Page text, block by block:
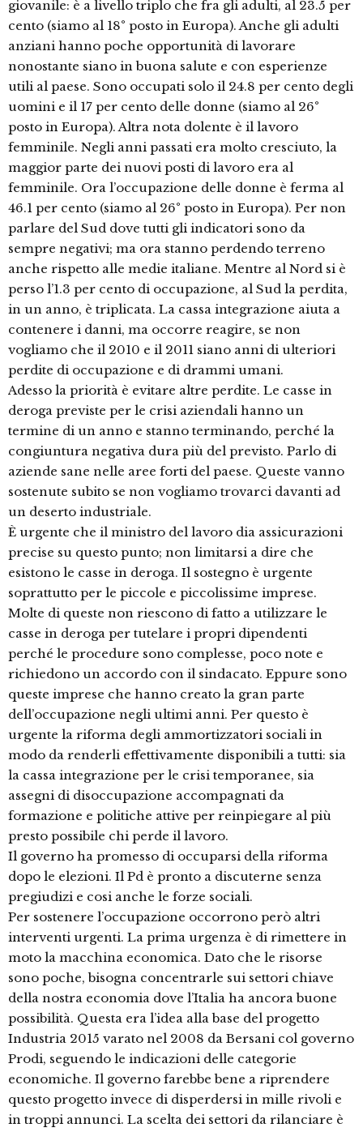
giovanile: è a livello triplo che fra gli adulti, al 23.5 per
cento (siamo al 18° posto in Europa). Anche gli adulti
anziani hanno poche opportunità di lavorare
nonostante siano in buona salute e con esperienze
utili al paese. Sono occupati solo il 24.8 per cento degli
uomini e il 17 per cento delle donne (siamo al 26°
posto in Europa). Altra nota dolente è il lavoro
femminile. Negli anni passati era molto cresciuto, la
maggior parte dei nuovi posti di lavoro era al
femminile. Ora l’occupazione delle donne è ferma al
46.1 per cento (siamo al 26° posto in Europa). Per non
parlare del Sud dove tutti gli indicatori sono da
sempre negativi; ma ora stanno perdendo terreno
anche rispetto alle medie italiane. Mentre al Nord si è
perso l’1.3 per cento di occupazione, al Sud la perdita,
in un anno, è triplicata. La cassa integrazione aiuta a
contenere i danni, ma occorre reagire, se non
vogliamo che il 2010 e il 2011 siano anni di ulteriori
perdite di occupazione e di drammi umani.
Adesso la priorità è evitare altre perdite. Le casse in
deroga previste per le crisi aziendali hanno un
termine di un anno e stanno terminando, perché la
congiuntura negativa dura più del previsto. Parlo di
aziende sane nelle aree forti del paese. Queste vanno
sostenute subito se non vogliamo trovarci davanti ad
un deserto industriale.
È urgente che il ministro del lavoro dia assicurazioni
precise su questo punto; non limitarsi a dire che
esistono le casse in deroga. Il sostegno è urgente
soprattutto per le piccole e piccolissime imprese.
Molte di queste non riescono di fatto a utilizzare le
casse in deroga per tutelare i propri dipendenti
perché le procedure sono complesse, poco note e
richiedono un accordo con il sindacato. Eppure sono
queste imprese che hanno creato la gran parte
dell’occupazione negli ultimi anni. Per questo è
urgente la riforma degli ammortizzatori sociali in
modo da renderli effettivamente disponibili a tutti: sia
la cassa integrazione per le crisi temporanee, sia
assegni di disoccupazione accompagnati da
formazione e politiche attive per reinpiegare al più
presto possibile chi perde il lavoro.
Il governo ha promesso di occuparsi della riforma
dopo le elezioni. Il Pd è pronto a discuterne senza
pregiudizi e cosi anche le forze sociali.
Per sostenere l’occupazione occorrono però altri
interventi urgenti. La prima urgenza è di rimettere in
moto la macchina economica. Dato che le risorse
sono poche, bisogna concentrarle sui settori chiave
della nostra economia dove l’Italia ha ancora buone
possibilità. Questa era l’idea alla base del progetto
Industria 2015 varato nel 2008 da Bersani col governo
Prodi, seguendo le indicazioni delle categorie
economiche. Il governo farebbe bene a riprendere
questo progetto invece di disperdersi in mille rivoli e
in troppi annunci. La scelta dei settori da rilanciare è